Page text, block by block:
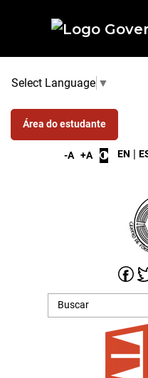
Select Language ▼
Área do estudante
-A +A EN |